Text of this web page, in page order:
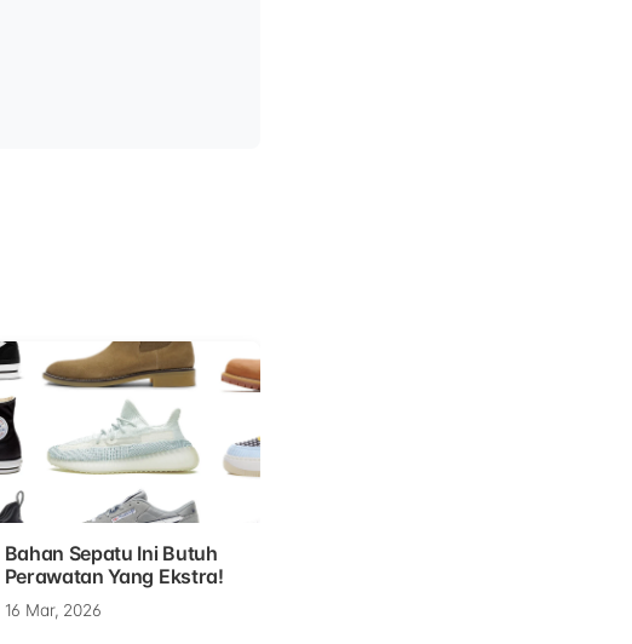
Bahan Sepatu Ini Butuh
Perawatan Yang Ekstra!
16 Mar, 2026